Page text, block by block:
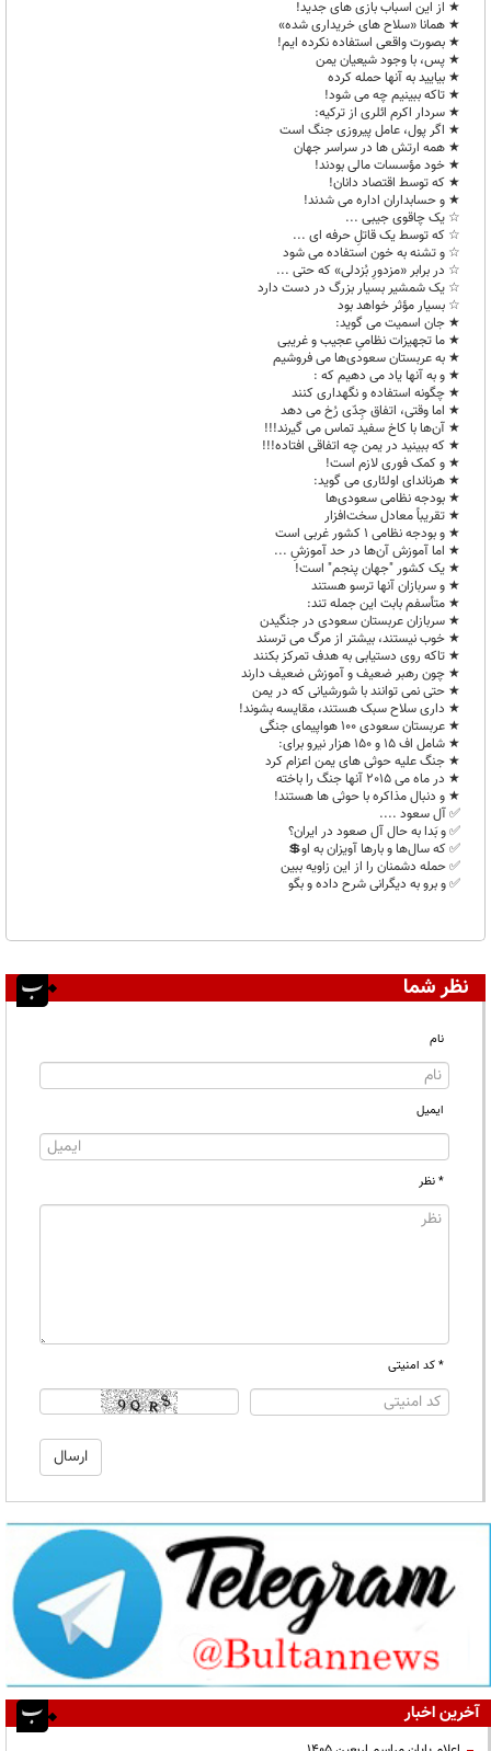
★ از این اسباب بازی های جدید!
★ همانا «سلاح های خریداری شده»
★ بصورت واقعی استفاده نکرده ایم!
★ پس، با وجود شیعیان یمن
★ بیایید به آنها حمله کرده
★ تاکه ببینیم چه می شود!
★ سردار اکرم ائلری از ترکیه:
★ اگر پول، عامل پیروزی جنگ است
★ همه ارتش ها در سراسر جهان
★ خود مؤسسات مالی بودند!
★ که توسط اقتصاد دانان!
★ و حسابداران اداره می شدند!
☆ یک چاقوی جیبی ...
☆ که توسط یک قاتلِ حرفه ای ...
☆ و تشنه به خون استفاده می شود
☆ در برابر «مزدورِ بُزدلی» که حتی ...
☆ یک شمشیر بسیار بزرگ در دست دارد
☆ بسیار مؤثر خواهد بود
★ جان اسمیت می گوید:
★ ما تجهیزات نظامیِ عجیب و غریبی
★ به عربستان سعودی‌ها می فروشیم
★ و به آنها یاد می دهیم که :
★ چگونه استفاده و نگهداری کنند
★ اما وقتی، اتفاق جِدّی رُخ می دهد
★ آن‌ها با کاخ سفید تماس می گیرند!!!
★ که ببینید در یمن چه اتفاقی افتاده!!!
★ و کمک فوری لازم است!
★ هرناندای اولئاری می گوید:
★ بودجه نظامی سعودی‌ها
★ تقریباً معادل سخت‌افزار
★ و بودجه نظامی ۱ کشور غربی است
★ اما آموزش‌ آن‌ها در حد آموزشِ ...
★ یک کشور "جهان پنجم" است!
★ و سربازان آنها ترسو هستند
★ متأسفم بابت این جمله تند:
★ سربازان عربستان سعودی در جنگیدن
★ خوب نیستند، بیشتر از مرگ می ترسند
★ تاکه روی دستیابی به هدف تمرکز بکنند
★ چون رهبر ضعیف و آموزش ضعیف دارند
★ حتی نمی توانند با شورشیانی که در یمن
★ داری سلاح سبک هستند، مقایسه بشوند!
★ عربستان سعودی 100 هواپیمای جنگی
★ شامل اف 15 و 150 هزار نیرو برای:
★ جنگ علیه حوثی های یمن اعزام کرد
★ در ماه می 2015 آنها جنگ را باخته
★ و دنبال مذاکره با حوثی ها هستند!
✅️ آل سعود ....
✅️ و بَدا به حال آل صعود در ایران؟
✅️ که سال‌ها و بارها آویزان به او💲
✅️ حمله دشمنان را از این زاویه ببین
✅️ و برو به دیگرانی شرح داده و بگو
نظر شما
نام
ایمیل
* نظر
* کد امنیتی
آخرین اخبار